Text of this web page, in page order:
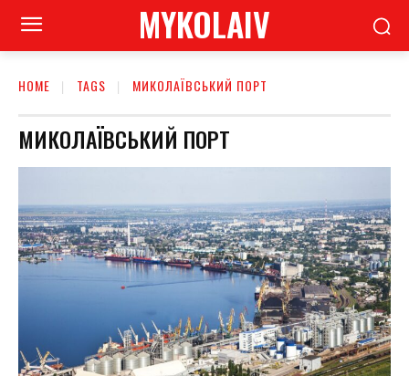
MYKOLAIV
HOME TAGS МИКОЛАЇВСЬКИЙ ПОРТ
МИКОЛАЇВСЬКИЙ ПОРТ